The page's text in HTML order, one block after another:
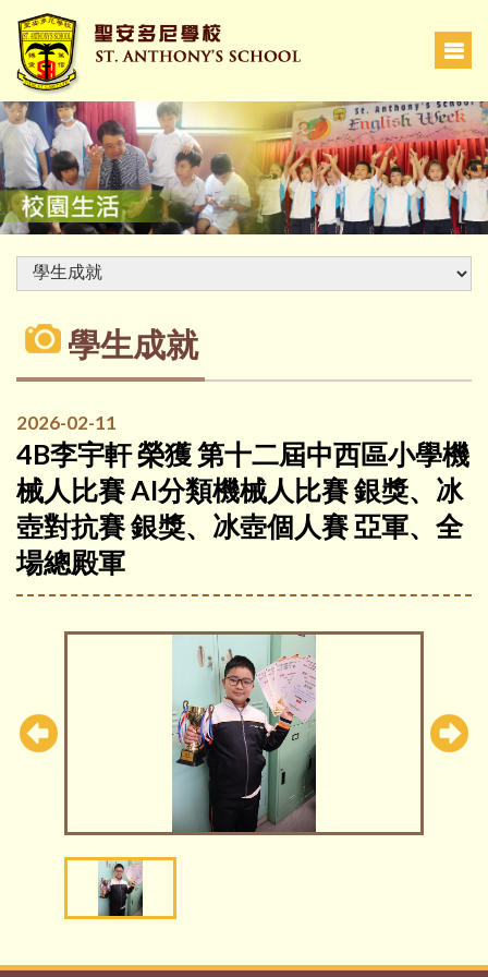
學生成就
2026-02-11
4B李宇軒 榮獲 第十二屆中西區小學機
械人比賽 AI分類機械人比賽 銀獎、冰
壺對抗賽 銀獎、冰壺個人賽 亞軍、全
場總殿軍